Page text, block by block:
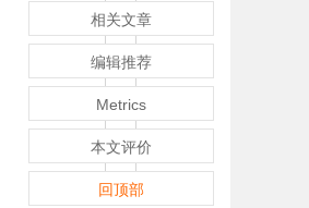
相关文章
编辑推荐
Metrics
本文评价
回顶部